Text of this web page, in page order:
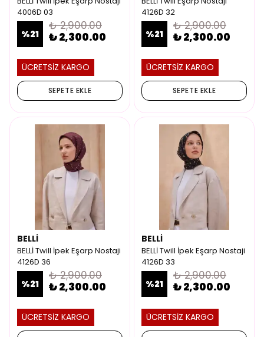
4006D 03
%21
₺ 2,900.00
₺ 2,300.00
ÜCRETSİZ KARGO
SEPETE EKLE
4126D 32
%21
₺ 2,900.00
₺ 2,300.00
ÜCRETSİZ KARGO
SEPETE EKLE
BELLİ
BELLİ Twill İpek Eşarp Nostaji
4126D 36
%21
₺ 2,900.00
₺ 2,300.00
ÜCRETSİZ KARGO
BELLİ
BELLİ Twill İpek Eşarp Nostaji
4126D 33
%21
₺ 2,900.00
₺ 2,300.00
ÜCRETSİZ KARGO